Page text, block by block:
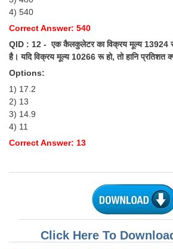
4) 540
Correct Answer: 540
QID : 12 - एक कैलकुलेटर का विक्रय मूल्य 13924
है। यदि विक्रय मूल्य 10266 रू हो, तो हानि प्रतिशत
Options:
1) 17.2
2) 13
3) 14.9
4) 11
Correct Answer: 13
Click Here To